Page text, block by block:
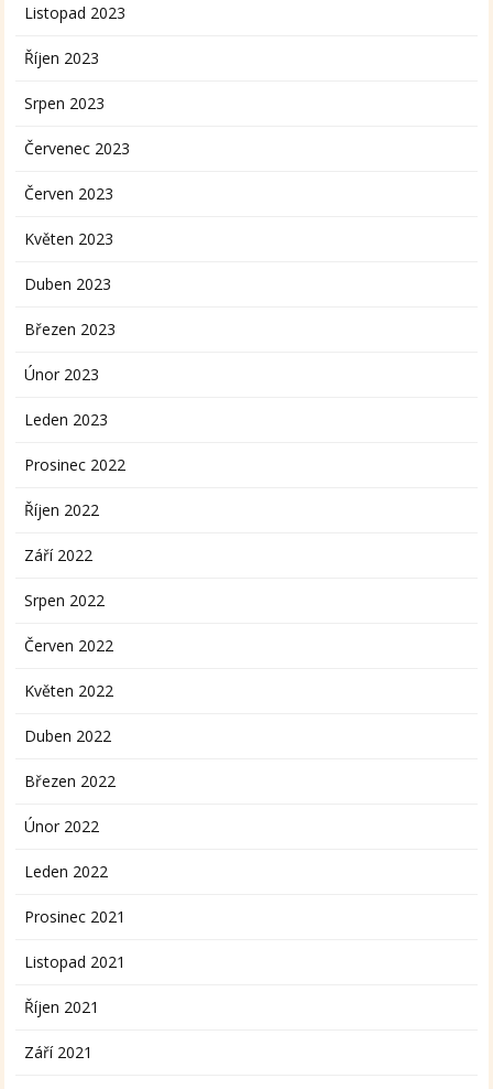
Listopad 2023
Říjen 2023
Srpen 2023
Červenec 2023
Červen 2023
Květen 2023
Duben 2023
Březen 2023
Únor 2023
Leden 2023
Prosinec 2022
Říjen 2022
Září 2022
Srpen 2022
Červen 2022
Květen 2022
Duben 2022
Březen 2022
Únor 2022
Leden 2022
Prosinec 2021
Listopad 2021
Říjen 2021
Září 2021